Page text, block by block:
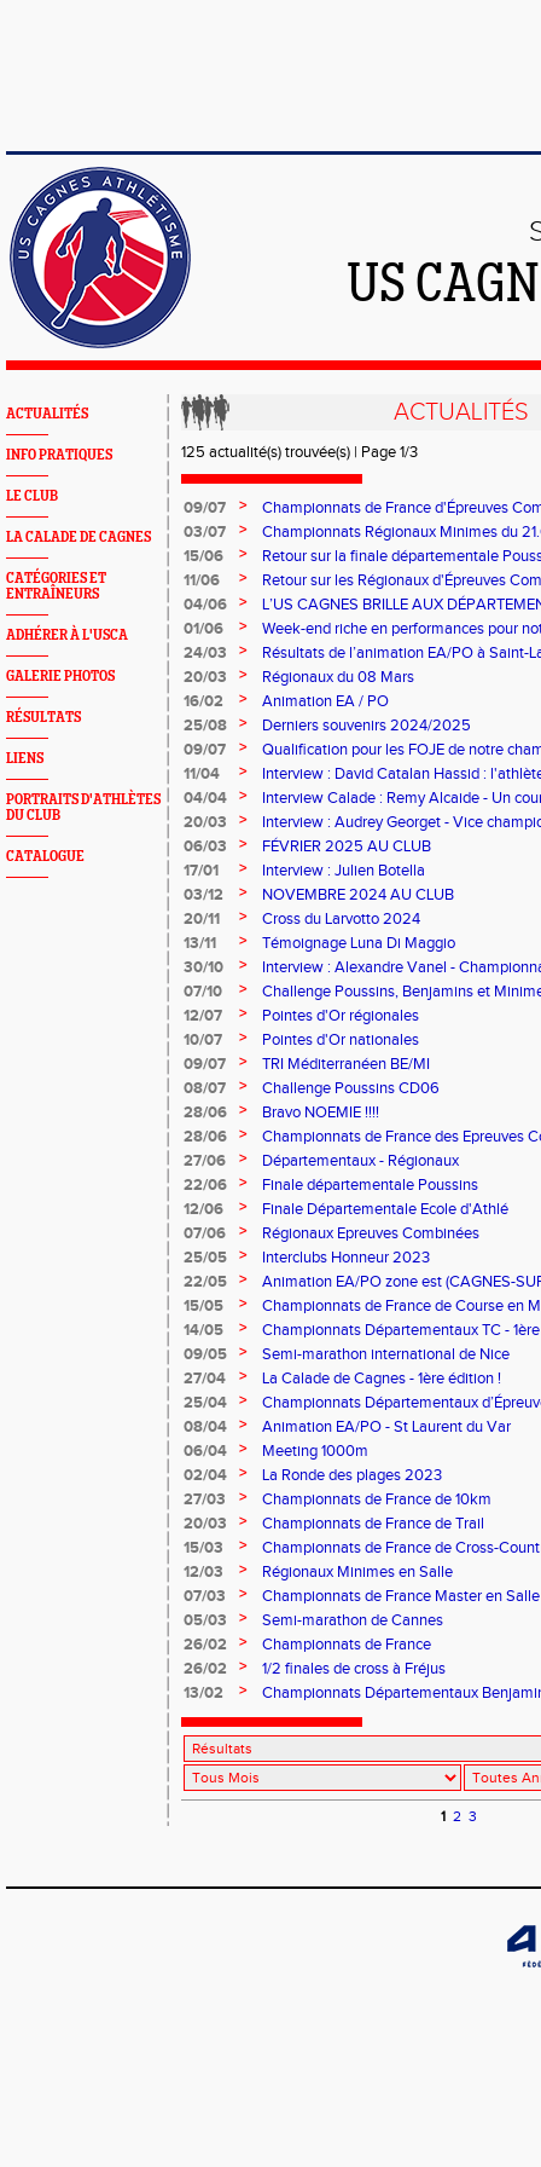
US
ACTUALITÉS
INFO PRATIQUES
LE CLUB
LA CALADE DE CAGNES
CATÉGORIES ET
ENTRAÎNEURS
ADHÉRER À L'USCA
GALERIE PHOTOS
RÉSULTATS
LIENS
PORTRAITS D'ATHLÈTES
DU CLUB
CATALOGUE
ACTUALITÉS
125 actualité(s) trouvée(s) | Page 1/3
09/07 >
Championnats de France d'Épreuves
03/07
>
Championnats Régionaux Minimes du
15/06
>
Retour sur la finale départementale
11/06
>
Retour sur les Régionaux d'Épreuves
Ferrand qui se sont déroulés les 6 et 7
04/06 >
L’US CAGNES BRILLE AUX
01/06
>
Week-end riche en performances pour
24/03
>
Résultats de l’animation EA/PO à Saint-
21/03
20/03 >
Régionaux du 08 Mars
16/02
>
Animation EA / PO
25/08
>
Derniers souvenirs 2024/2025
09/07
>
Qualification pour les FOJE de notre
Luna Di Maggio
11/04 >
Interview : David Catalan Hassid :
club
04/04 >
Interview Calade : Remy Alcaide - Un
20/03
>
Interview : Audrey Georget - Vice
06/03
>
FÉVRIER 2025 AU CLUB
17/01
>
Interview : Julien Botella
03/12
>
NOVEMBRE 2024 AU CLUB
20/11
>
Cross du Larvotto 2024
13/11
>
Témoignage Luna Di Maggio
30/10
>
Interview : Alexandre Vanel -
Amiens
07/10 >
Challenge Poussins, Benjamins et
12/07
>
Pointes d'Or régionales
10/07
>
Pointes d'Or nationales
09/07
>
TRI Méditerranéen BE/MI
08/07
>
Challenge Poussins CD06
28/06
>
Bravo NOEMIE !!!!
28/06
>
Championnats de France des Epreuves
27/06
>
Départementaux - Régionaux
22/06
>
Finale départementale Poussins
12/06
>
Finale Départementale Ecole d'Athlé
07/06
>
Régionaux Epreuves Combinées
25/05
>
Interclubs Honneur 2023
22/05
>
Animation EA/PO zone est (CAGNES-
15/05
>
Championnats de France de Course en
14/05
>
Championnats Départementaux TC -
09/05
>
Semi-marathon international de Nice
27/04
>
La Calade de Cagnes - 1ère édition !
25/04
>
Championnats Départementaux
08/04
>
Animation EA/PO - St Laurent du Var
06/04
>
Meeting 1000m
02/04
>
La Ronde des plages 2023
27/03
>
Championnats de France de 10km
20/03
>
Championnats de France de Trail
15/03
>
Championnats de France de Cross-
12/03
>
Régionaux Minimes en Salle
07/03
>
Championnats de France Master en Salle
05/03
>
Semi-marathon de Cannes
26/02
>
Championnats de France
26/02
>
1/2 finales de cross à Fréjus
13/02
>
Championnats Départementaux
1 2 3